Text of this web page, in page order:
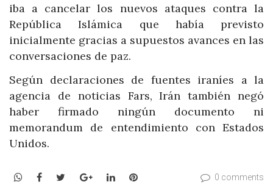
iba a cancelar los nuevos ataques contra la
República Islámica que había previsto
inicialmente gracias a supuestos avances en las
conversaciones de paz.
Según declaraciones de fuentes iraníes a la
agencia de noticias Fars, Irán también negó
haber firmado ningún documento ni
memorandum de entendimiento con Estados
Unidos.
WhatsApp
Facebook
TwitterGoogle+LinkedInPinterest 0 comments